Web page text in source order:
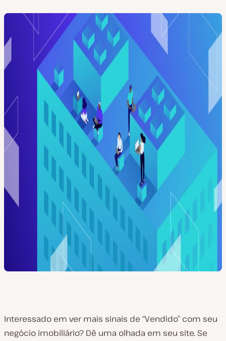
Interessado em ver mais sinais de “Vendido” com seu
negócio imobiliário? Dê uma olhada em seu site. Se